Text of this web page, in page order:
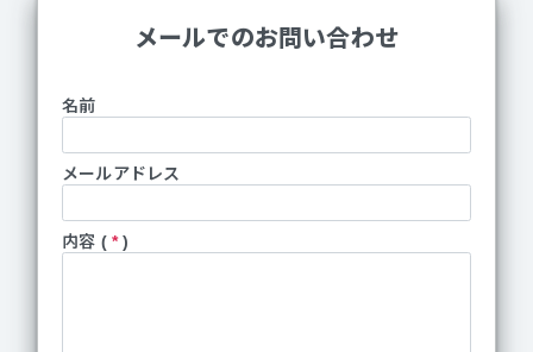
メールでのお問い合わせ
名前
メールアドレス
内容 (*)